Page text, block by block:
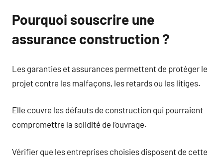
Pourquoi souscrire une
assurance construction ?
Les garanties et assurances permettent de protéger le
projet contre les malfaçons, les retards ou les litiges.
Elle couvre les défauts de construction qui pourraient
compromettre la solidité de l’ouvrage.
Vérifier que les entreprises choisies disposent de cette